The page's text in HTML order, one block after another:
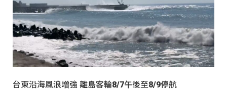
台東沿海風浪增強 離島客輪8/7午後至8/9停航